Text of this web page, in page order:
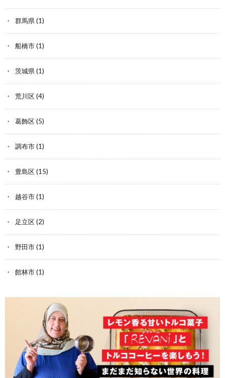
群馬県(1)
船橋市(1)
茨城県(1)
荒川区(4)
葛飾区(5)
調布市(1)
豊島区(15)
越谷市(1)
足立区(2)
野田市(1)
館林市(1)